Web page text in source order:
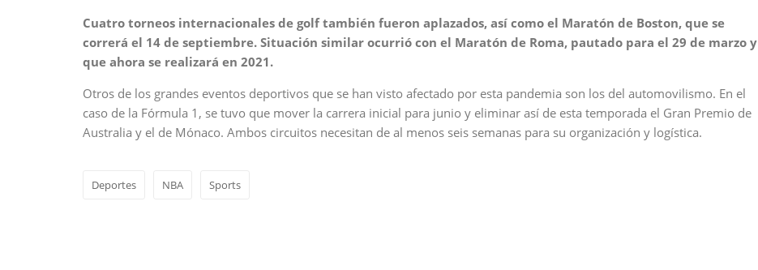
Cuatro torneos internacionales de golf también fueron aplazados, así como el Maratón de Boston, que se
correrá el 14 de septiembre. Situación similar ocurrió con el Maratón de Roma, pautado para el 29 de marzo y
que ahora se realizará en 2021.
Otros de los grandes eventos deportivos que se han visto afectado por esta pandemia son los del automovilismo. En el
caso de la Fórmula 1, se tuvo que mover la carrera inicial para junio y eliminar así de esta temporada el Gran Premio de
Australia y el de Mónaco. Ambos circuitos necesitan de al menos seis semanas para su organización y logística.
Deportes NBA Sports